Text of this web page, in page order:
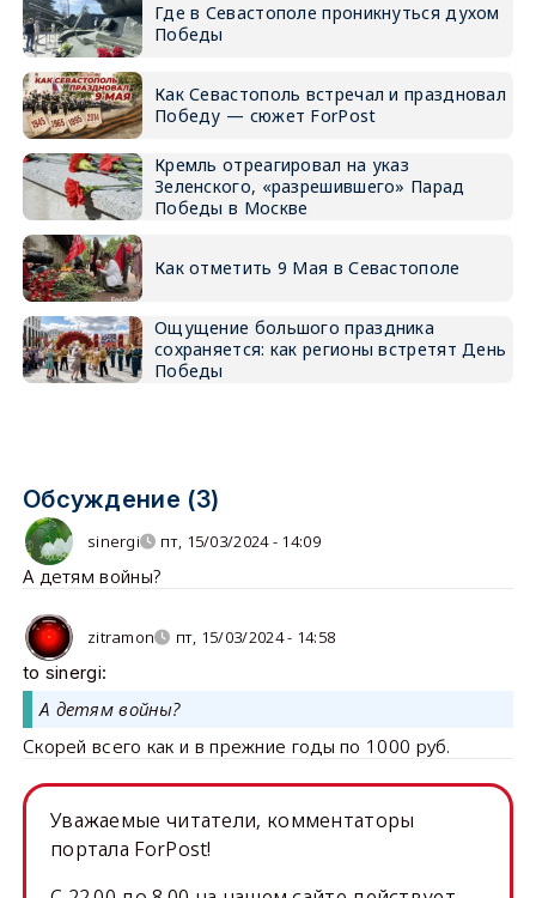
Где в Севастополе проникнуться духом
Победы
Как Севастополь встречал и праздновал
Победу — сюжет ForPost
Кремль отреагировал на указ
Зеленского, «разрешившего» Парад
Победы в Москве
Как отметить 9 Мая в Севастополе
Ощущение большого праздника
сохраняется: как регионы встретят День
Победы
Обсуждение (3)
sinergi пт, 15/03/2024 - 14:09
А детям войны?
zitramon пт, 15/03/2024 - 14:58
to sinergi:
А детям войны?
Скорей всего как и в прежние годы по 1000 руб.
Уважаемые читатели, комментаторы
портала ForPost!